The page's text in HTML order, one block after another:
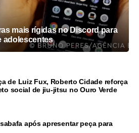
mais rígidas no Discord para
adolescentes
de Luiz Fux, Roberto Cidade reforça
social de jiu-jitsu no Ouro Verde
após apresentar peça para